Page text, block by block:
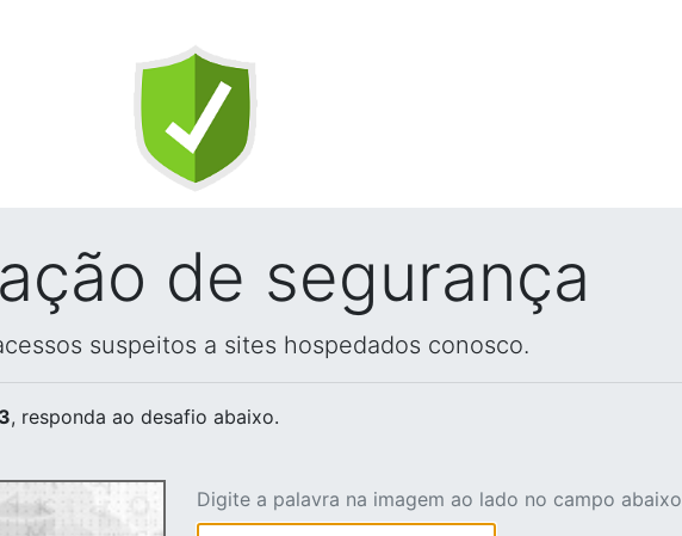
de segurança
suspeitos a sites hospedados conosco.
, responda ao desafio abaixo.
Digite a palavra na imagem ao lado no campo abaixo